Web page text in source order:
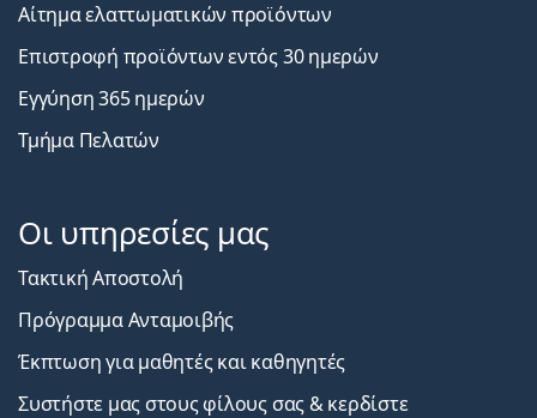
Αίτημα ελαττωματικών προϊόντων
Επιστροφή προϊόντων εντός 30 ημερών
Εγγύηση 365 ημερών
Τμήμα Πελατών
Οι υπηρεσίες μας
Τακτική Αποστολή
Πρόγραμμα Ανταμοιβής
Έκπτωση για μαθητές και καθηγητές
Συστήστε μας στους φίλους σας & κερδίστε